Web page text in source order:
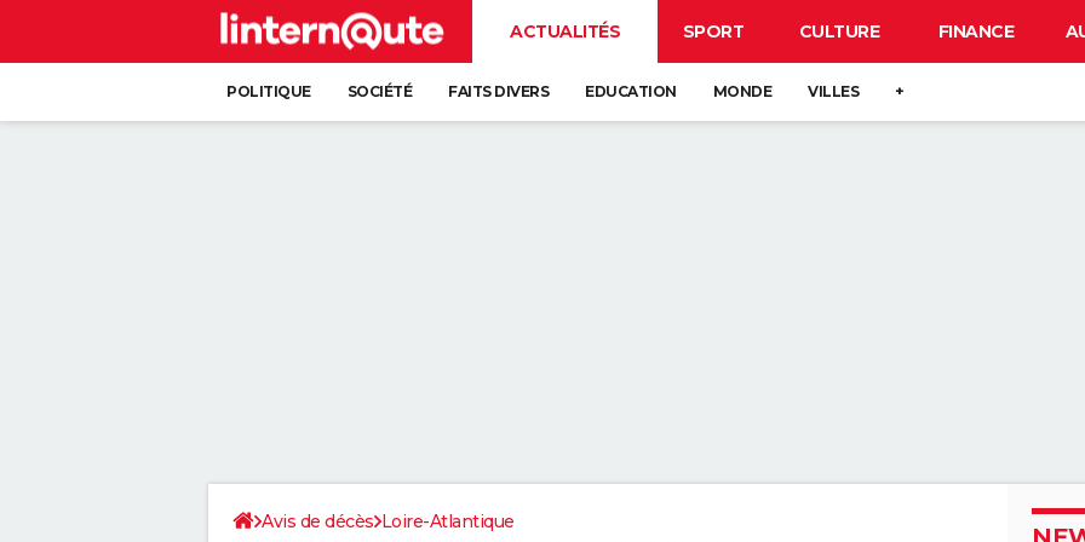
ACTUALITÉS SPORT CULTURE FINANCE
POLITIQUE SOCIÉTÉ FAITS DIVERS EDUCATION MONDE VILLES +
Avis de décès Loire-Atlantique